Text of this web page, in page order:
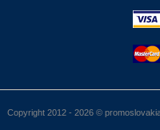
Copyright 2012 - 2026 ©